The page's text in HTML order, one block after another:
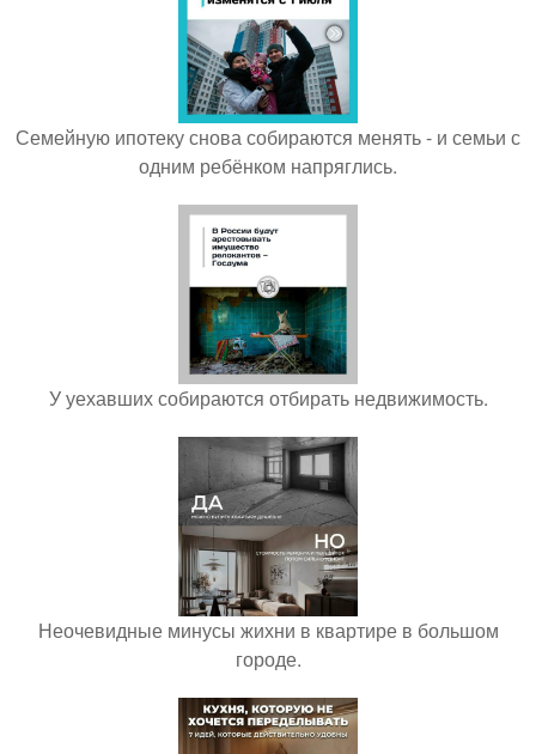
Семейную ипотеку снова собираются менять - и семьи с
одним ребёнком напряглись.
У уехавших собираются отбирать недвижимость.
Неочевидные минусы жихни в квартире в большом
городе.